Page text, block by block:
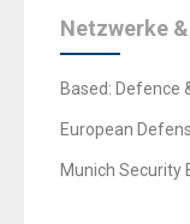
Netzwerke
Based: Defence
European
Munich Security